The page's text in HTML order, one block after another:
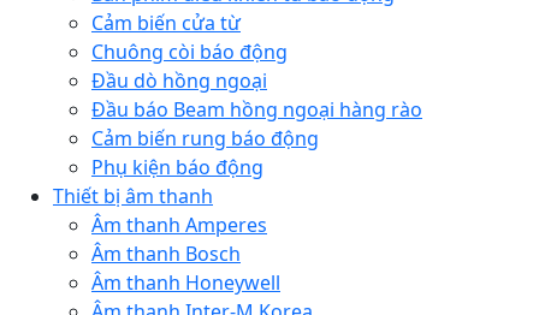
Cảm biến cửa từ
Chuông còi báo động
Đầu dò hồng ngoại
Đầu báo Beam hồng ngoại hàng rào
Cảm biến rung báo động
Phụ kiện báo động
Thiết bị âm thanh
Âm thanh Amperes
Âm thanh Bosch
Âm thanh Honeywell